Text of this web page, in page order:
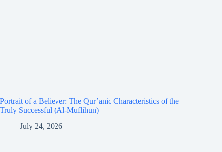
Portrait of a Believer: The Qur’anic Characteristics of the
Truly Successful (Al-Muflihun)
July 24, 2026